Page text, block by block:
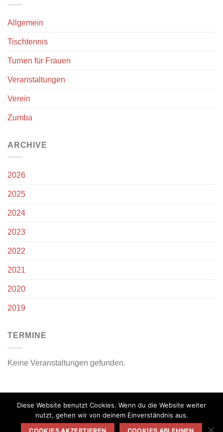
Allgemein
Tischtennis
Turnen für Frauen
Veranstaltungen
Verein
Zumba
ARCHIVE
2026
2025
2024
2023
2022
2021
2020
2019
TERMINE
Keine Veranstaltungen gefunden.
Diese Website benutzt Cookies. Wenn du die Website weiter
nutzt, gehen wir von deinem Einverständnis aus.